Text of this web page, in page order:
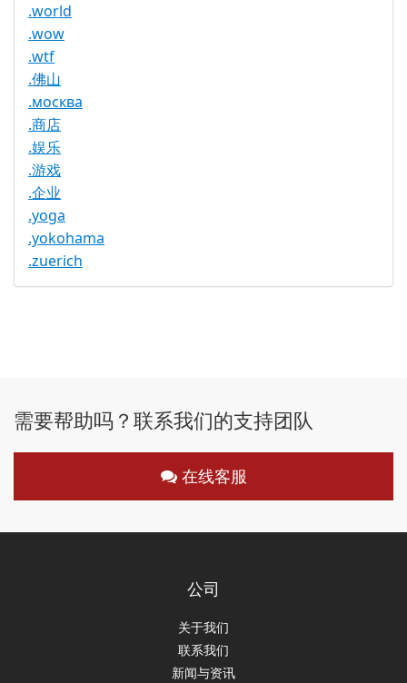
.world
.wow
.wtf
.佛山
.москва
.商店
.娱乐
.游戏
.企业
.yoga
.yokohama
.zuerich
需要帮助吗？联系我们的支持团队
在线客服
公司
关于我们
联系我们
新闻与资讯